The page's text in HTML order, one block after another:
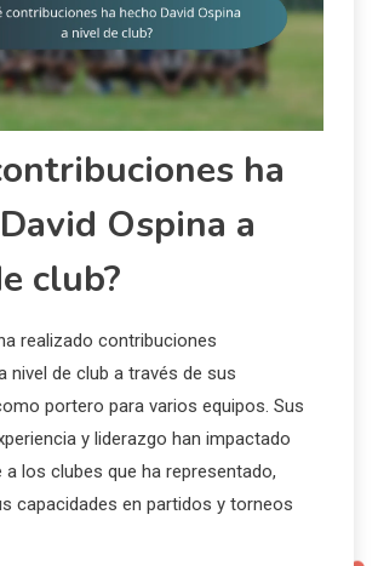
ha
Ospina a
club?
realizado contribuciones
nivel de club a través de sus
portero para varios equipos. Sus
y liderazgo han impactado
los clubes que ha representado,
capacidades en partidos y torneos